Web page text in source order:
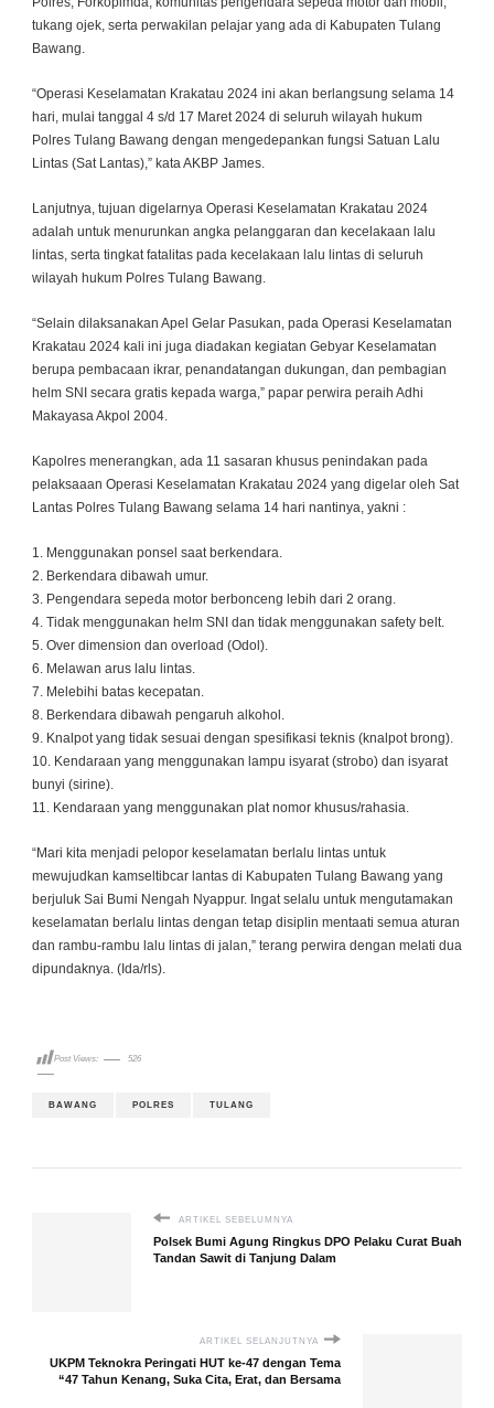
tukang ojek, serta perwakilan pelajar yang ada di Kabupaten Tulang
Bawang.
“Operasi Keselamatan Krakatau 2024 ini akan berlangsung selama 14
hari, mulai tanggal 4 s/d 17 Maret 2024 di seluruh wilayah hukum
Polres Tulang Bawang dengan mengedepankan fungsi Satuan Lalu
Lintas (Sat Lantas),” kata AKBP James.
Lanjutnya, tujuan digelarnya Operasi Keselamatan Krakatau 2024
adalah untuk menurunkan angka pelanggaran dan kecelakaan lalu
lintas, serta tingkat fatalitas pada kecelakaan lalu lintas di seluruh
wilayah hukum Polres Tulang Bawang.
“Selain dilaksanakan Apel Gelar Pasukan, pada Operasi Keselamatan
Krakatau 2024 kali ini juga diadakan kegiatan Gebyar Keselamatan
berupa pembacaan ikrar, penandatangan dukungan, dan pembagian
helm SNI secara gratis kepada warga,” papar perwira peraih Adhi
Makayasa Akpol 2004.
Kapolres menerangkan, ada 11 sasaran khusus penindakan pada
pelaksaaan Operasi Keselamatan Krakatau 2024 yang digelar oleh Sat
Lantas Polres Tulang Bawang selama 14 hari nantinya, yakni :
1. Menggunakan ponsel saat berkendara.
2. Berkendara dibawah umur.
3. Pengendara sepeda motor berbonceng lebih dari 2 orang.
4. Tidak menggunakan helm SNI dan tidak menggunakan safety belt.
5. Over dimension dan overload (Odol).
6. Melawan arus lalu lintas.
7. Melebihi batas kecepatan.
8. Berkendara dibawah pengaruh alkohol.
9. Knalpot yang tidak sesuai dengan spesifikasi teknis (knalpot brong).
10. Kendaraan yang menggunakan lampu isyarat (strobo) dan isyarat
bunyi (sirine).
11. Kendaraan yang menggunakan plat nomor khusus/rahasia.
“Mari kita menjadi pelopor keselamatan berlalu lintas untuk
mewujudkan kamseltibcar lantas di Kabupaten Tulang Bawang yang
berjuluk Sai Bumi Nengah Nyappur. Ingat selalu untuk mengutamakan
keselamatan berlalu lintas dengan tetap disiplin mentaati semua aturan
dan rambu-rambu lalu lintas di jalan,” terang perwira dengan melati dua
dipundaknya. (Ida/rls).
Post Views: 526
BAWANG POLRES TULANG
ARTIKEL SEBELUMNYA
Polsek Bumi Agung Ringkus DPO Pelaku Curat Buah
Tandan Sawit di Tanjung Dalam
ARTIKEL SELANJUTNYA
UKPM Teknokra Peringati HUT ke-47 dengan Tema
“47 Tahun Kenang, Suka Cita, Erat, dan Bersama